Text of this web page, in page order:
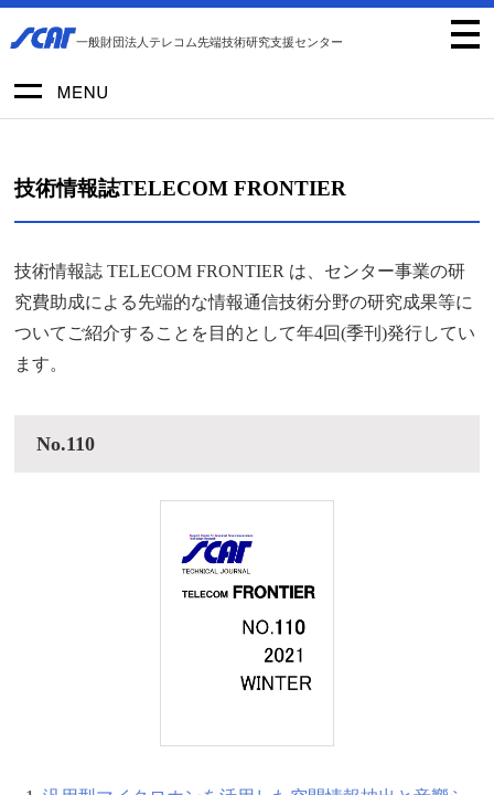
一般財団法人テレコム先端技術研究支援センター
技術情報誌TELECOM FRONTIER
技術情報誌 TELECOM FRONTIER は、センター事業の研
究費助成による先端的な情報通信技術分野の研究成果等に
ついてご紹介することを目的として年4回(季刊)発行してい
ます。
No.110